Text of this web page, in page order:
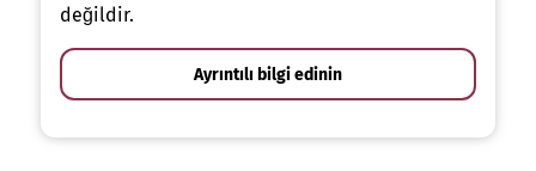
değildir.
Ayrıntılı bilgi edinin